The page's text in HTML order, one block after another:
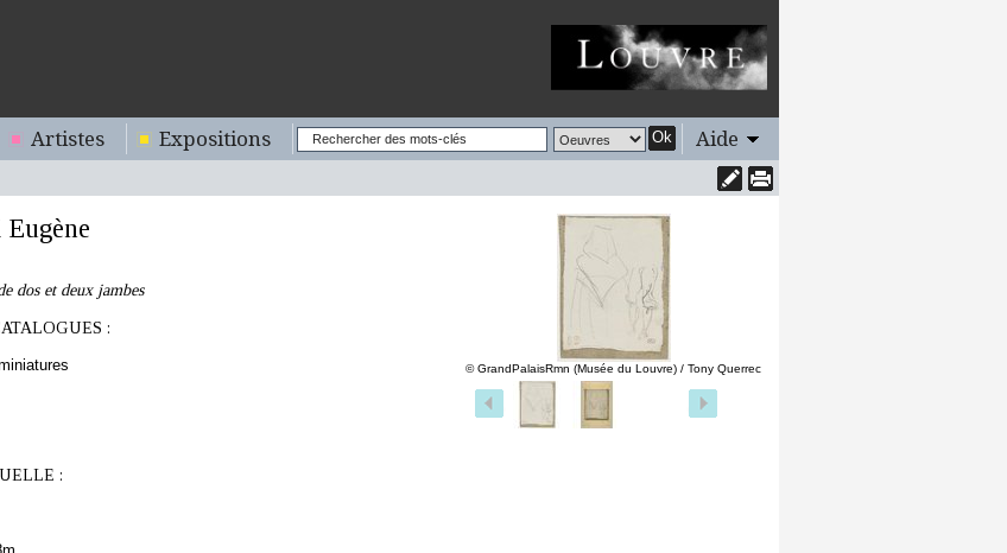
Artistes Expositions Ok Aide
© GrandPalaisRmn (Musée du Louvre) / Tony Querrec
dos et deux jambes
:
: